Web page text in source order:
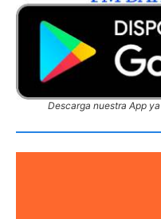
Descarga nuestra App